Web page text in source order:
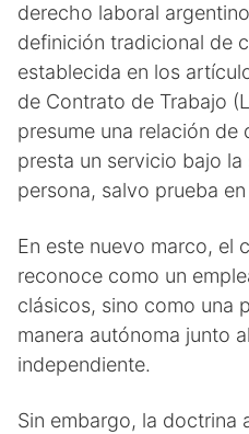
derecho laboral
definición tradicional de
establecida en los
de Contrato de Trabajo
presume una relación
presta un servicio bajo
persona, salvo prueba
En este nuevo marco, el
reconoce como un
clásicos, sino como una
manera autónoma junto
independiente.
Sin embargo, la doctrina